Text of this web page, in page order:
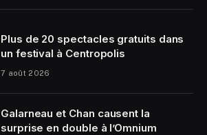
Plus de 20 spectacles gratuits dans
un festival à Centropolis
7 août 2026
Galarneau et Chan causent la
surprise en double à l’Omnium